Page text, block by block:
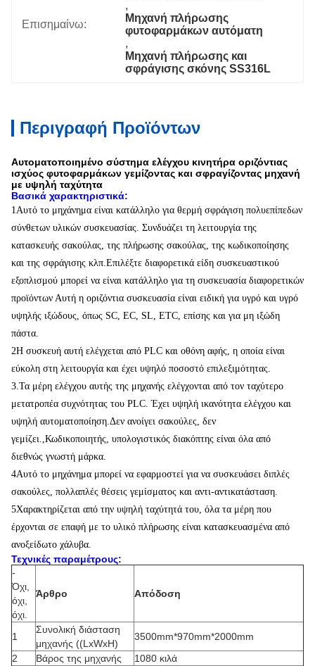
Επισημαίνω:
,
Μηχανή πλήρωσης
φυτοφαρμάκων αυτόματη
,
Μηχανή πλήρωσης και
σφράγισης σκόνης SS316L
Περιγραφή Προϊόντων
Αυτοματοποιημένο σύστημα ελέγχου κινητήρα οριζόντιας
ισχύος φυτοφαρμάκων γεμίζοντας και σφραγίζοντας μηχανή
με υψηλή ταχύτητα
Βασικά χαρακτηριστικά:
1Αυτό το μηχάνημα είναι κατάλληλο για θερμή σφράγιση πολυεπίπεδων
σύνθετων υλικών συσκευασίας. Συνδυάζει τη λειτουργία της
κατασκευής σακούλας, της πλήρωσης σακούλας, της κωδικοποίησης
και της σφράγισης κλπ.Επιλέξτε διαφορετικά είδη συσκευαστικού
εξοπλισμού μπορεί να είναι κατάλληλο για τη συσκευασία διαφορετικών
προϊόντων Αυτή η οριζόντια συσκευασία είναι ειδική για υγρό και υγρό
υψηλής ιξώδους, όπως SC, EC, SL, ETC, επίσης και για μη ιξώδη
πάστα.
2Η συσκευή αυτή ελέγχεται από PLC και οθόνη αφής, η οποία είναι
εύκολη στη λειτουργία και έχει υψηλό ποσοστό επιλεξιμότητας.
3.Τα μέρη ελέγχου αυτής της μηχανής ελέγχονται από τον ταχύτερο
μετατροπέα συχνότητας του PLC. Έχει υψηλή ικανότητα ελέγχου και
υψηλή αυτοματοποίηση.Δεν ανοίγει σακούλες, δεν
γεμίζει.,Κωδικοποιητής, υπολογιστικός διακόπτης είναι όλα από
διεθνώς γνωστή μάρκα.
4Αυτό το μηχάνημα μπορεί να εφαρμοστεί για να συσκευάσει διπλές
σακούλες, πολλαπλές θέσεις γεμίσματος και αντι-αντικατάσταση.
5Χαρακτηρίζεται από την υψηλή ταχύτητά του, όλα τα μέρη που
έρχονται σε επαφή με το υλικό πλήρωσης είναι κατασκευασμένα από
ανοξείδωτο χάλυβα.
Τεχνικές παραμέτρους:
-
Όχι,
όχι,
όχι.
Άρθρο Απόδοση
1
Συνολική διάσταση
μηχανής ((LxWxH)
3500mm*970mm*2000mm
2
Βάρος της μηχανής 1080 κιλά